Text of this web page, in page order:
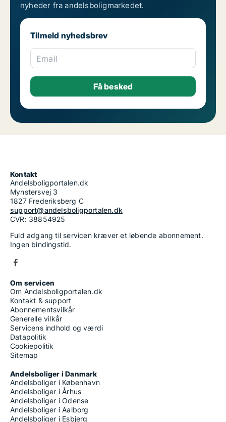
nyheder fra andelsboligmarkedet.
Tilmeld nyhedsbrev
Email
Kontakt
Andelsboligportalen.dk
Mynstersvej 3
1827 Frederiksberg C
support@andelsboligportalen.dk
CVR: 38854925
Fuld adgang til servicen kræver et løbende abonnement.
Ingen bindingstid.
Om servicen
Om Andelsboligportalen.dk
Kontakt & support
Abonnementsvilkår
Generelle vilkår
Servicens indhold og værdi
Datapolitik
Cookiepolitik
Sitemap
Andelsboliger i Danmark
Andelsboliger i København
Andelsboliger i Århus
Andelsboliger i Odense
Andelsboliger i Aalborg
Andelsboliger i Esbjerg